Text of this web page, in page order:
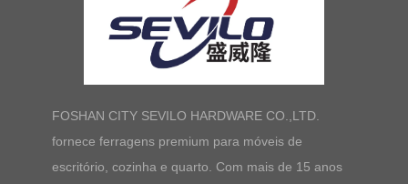
FOSHAN CITY SEVILO HARDWARE CO.,LTD.
fornece ferragens premium para móveis de
escritório, cozinha e quarto. Com mais de 15 anos